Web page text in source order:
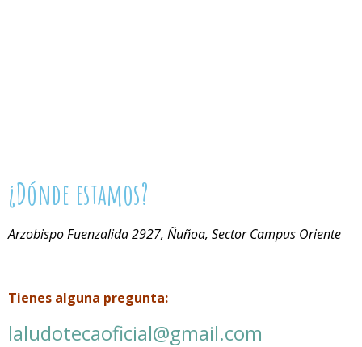
¿Dónde estamos?
Arzobispo Fuenzalida 2927, Ñuñoa, Sector Campus Oriente
Tienes alguna pregunta:
laludotecaoficial@gmail.com